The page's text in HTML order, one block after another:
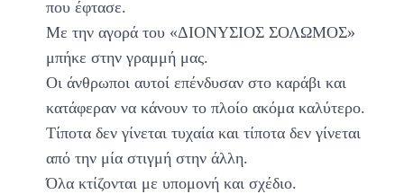
που έφτασε.
Με την αγορά του «ΔΙΟΝΥΣΙΟΣ ΣΟΛΩΜΟΣ»
μπήκε στην γραμμή μας.
Οι άνθρωποι αυτοί επένδυσαν στο καράβι και
κατάφεραν να κάνουν το πλοίο ακόμα καλύτερο.
Τίποτα δεν γίνεται τυχαία και τίποτα δεν γίνεται
από την μία στιγμή στην άλλη.
Όλα κτίζονται με υπομονή και σχέδιο.